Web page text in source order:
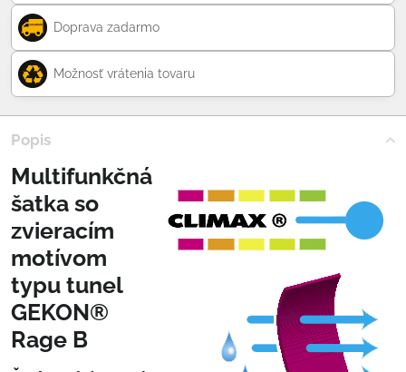
Doprava zadarmo
Možnosť vrátenia tovaru
Popis
Multifunkčná
šatka so
zvieracím
motívom
typu tunel
GEKON®
Rage B